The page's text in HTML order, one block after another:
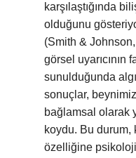
karşılaştığında
olduğunu
(Smith & Johnson,
görsel uyarıcının
sunulduğunda algı
sonuçlar,
bağlamsal olarak
koydu. Bu durum,
özelliğine